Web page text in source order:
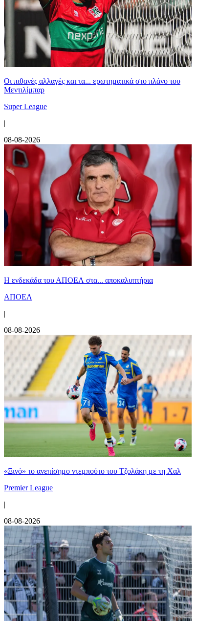
Οι πιθανές αλλαγές και τα... ερωτηματικά στο πλάνο του
Μεντιλίμπαρ
Super League
|
08-08-2026
Η ενδεκάδα του ΑΠΟΕΛ στα... αποκαλυπτήρια
ΑΠΟΕΛ
|
08-08-2026
«Ξινό» το ανεπίσημο ντεμπούτο του Τζολάκη με τη Χαλ
Premier League
|
08-08-2026